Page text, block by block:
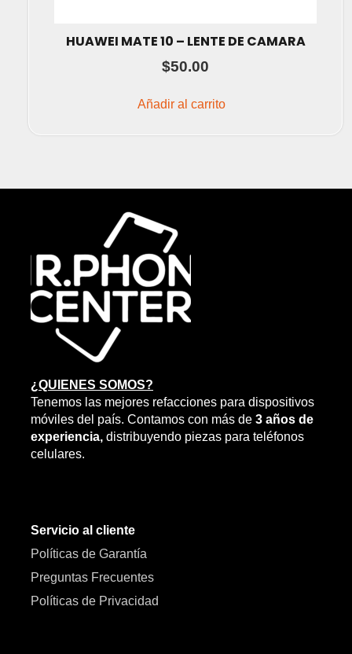
HUAWEI MATE 10 – LENTE DE CAMARA
$50.00
Añadir al carrito
¿QUIENES SOMOS?
Tenemos las mejores refacciones para dispositivos
móviles del país. Contamos con más de 3 años de
experiencia, distribuyendo piezas para teléfonos
celulares.
Servicio al cliente
Políticas de Garantía
Preguntas Frecuentes
Políticas de Privacidad